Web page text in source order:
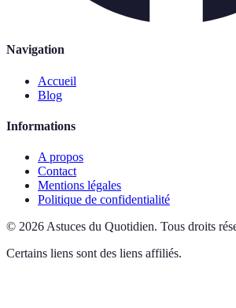
Navigation
Accueil
Blog
Informations
A propos
Contact
Mentions légales
Politique de confidentialité
© 2026 Astuces du Quotidien. Tous droits
Certains liens sont des liens affiliés.